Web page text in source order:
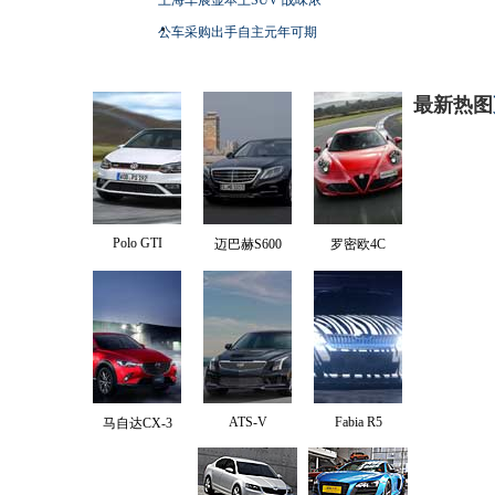
公车采购出手自主元年可期
Polo GTI 迈巴赫S600 罗密欧4C
马自达CX-3 ATS-V Fabia R5
最新热图